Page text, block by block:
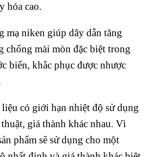
hóa cao.
mạ niken giúp dây dẫn tăng
chống mài mòn đặc biệt trong
biển, khắc phục được nhược
có giới hạn nhiệt độ sử dụng
giá thành khác nhau. Vì
phẩm sẽ sử dụng cho một